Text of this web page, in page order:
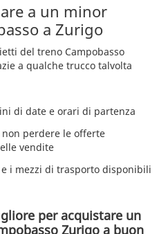
a un minor
a Zurigo
del treno Campobasso
a qualche trucco talvolta
di date e orari di partenza
perdere le offerte
vendite
i mezzi di trasporto disponibili
per acquistare un
Zurigo a buon